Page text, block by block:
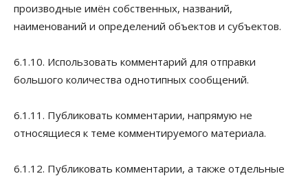
производные имён собственных, названий,
наименований и определений объектов и субъектов.
6.1.10. Использовать комментарий для отправки
большого количества однотипных сообщений.
6.1.11. Публиковать комментарии, напрямую не
относящиеся к теме комментируемого материала.
6.1.12. Публиковать комментарии, а также отдельные